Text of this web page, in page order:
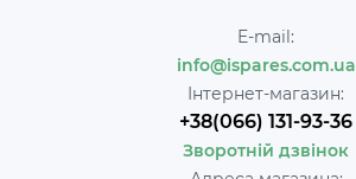
E-mail:
info@ispares.com.ua
Інтернет-магазин:
+38(066) 131-93-36
Зворотній дзвінок